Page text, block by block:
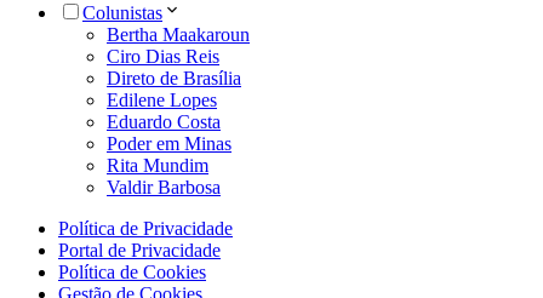
Colunistas
Bertha Maakaroun
Ciro Dias Reis
Direto de Brasília
Edilene Lopes
Eduardo Costa
Poder em Minas
Rita Mundim
Valdir Barbosa
Política de Privacidade
Portal de Privacidade
Política de Cookies
Gestão de Cookies